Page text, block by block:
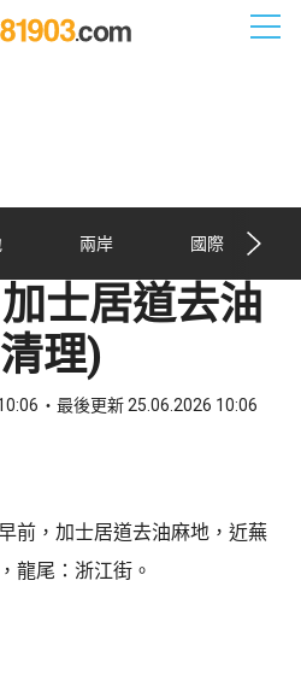
兩岸 國際
士居道去油
理)
最後更新 25.06.2026 10:06
前，加士居道去油麻地，近蕪
龍尾：浙江街。